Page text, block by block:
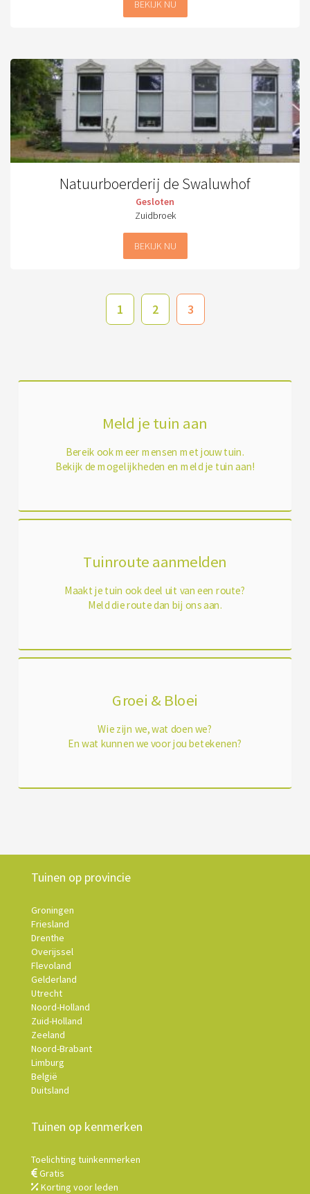
BEKIJK NU
Natuurboerderij de Swaluwhof
Gesloten
Zuidbroek
BEKIJK NU
1 2 3
Meld je tuin aan
Bereik ook meer mensen met jouw tuin.
Bekijk de mogelijkheden en meld je tuin aan!
Tuinroute aanmelden
Maakt je tuin ook deel uit van een route?
Meld die route dan bij ons aan.
Groei & Bloei
Wie zijn we, wat doen we?
En wat kunnen we voor jou betekenen?
Tuinen op provincie
Groningen
Friesland
Drenthe
Overijssel
Flevoland
Gelderland
Utrecht
Noord-Holland
Zuid-Holland
Zeeland
Noord-Brabant
Limburg
België
Duitsland
Tuinen op kenmerken
Toelichting tuinkenmerken
Gratis
Korting voor leden